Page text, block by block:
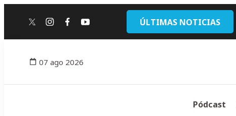
twitterinstagram
facebook
youtube ÚLTIMAS NOTICIAS
07 ago 2026
Pódcast